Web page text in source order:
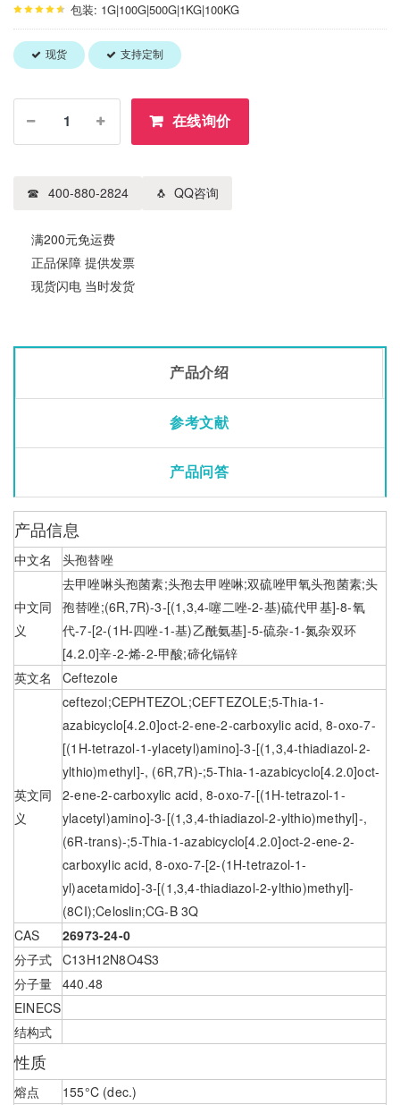
包装: 1G|100G|500G|1KG|100KG
现货 支持定制
在线询价
QQ咨询
400-880-2824
满200元免运费
正品保障 提供发票
现货闪电 当时发货
产品介绍
参考文献
产品问答
产品信息
中文名 头孢替唑
中文同
义
去甲唑啉头孢菌素;头孢去甲唑啉;双硫唑甲氧头孢菌素;头
孢替唑;(6R,7R)-3-[(1,3,4-噻二唑-2-基)硫代甲基]-8-氧
代-7-[2-(1H-四唑-1-基)乙酰氨基]-5-硫杂-1-氮杂双环
[4.2.0]辛-2-烯-2-甲酸;碲化镉锌
英文名
Ceftezole
英文同
义
ceftezol;CEPHTEZOL;CEFTEZOLE;5-Thia-1-
azabicyclo[4.2.0]oct-2-ene-2-carboxylic acid, 8-oxo-7-
[(1H-tetrazol-1-ylacetyl)amino]-3-[(1,3,4-thiadiazol-2-
ylthio)methyl]-, (6R,7R)-;5-Thia-1-azabicyclo[4.2.0]oct-
2-ene-2-carboxylic acid, 8-oxo-7-[(1H-tetrazol-1-
ylacetyl)amino]-3-[(1,3,4-thiadiazol-2-ylthio)methyl]-,
(6R-trans)-;5-Thia-1-azabicyclo[4.2.0]oct-2-ene-2-
carboxylic acid, 8-oxo-7-[2-(1H-tetrazol-1-
yl)acetamido]-3-[(1,3,4-thiadiazol-2-ylthio)methyl]-
(8CI);Celoslin;CG-B 3Q
CAS
26973-24-0
分子式 C13H12N8O4S3
分子量 440.48
EINECS
结构式
性质
熔点
155°C (dec.)